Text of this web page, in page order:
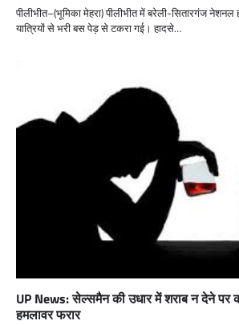
पीलीभीत–(भूमिका मेहरा) पीलीभीत में बरेली-सितारगंज नेशनल
यात्रियों से भरी बस पेड़ से टकरा गई। हादसे…
UP News: सेल्समैन की उधार में शराब न देने पर
हमलावर फरार